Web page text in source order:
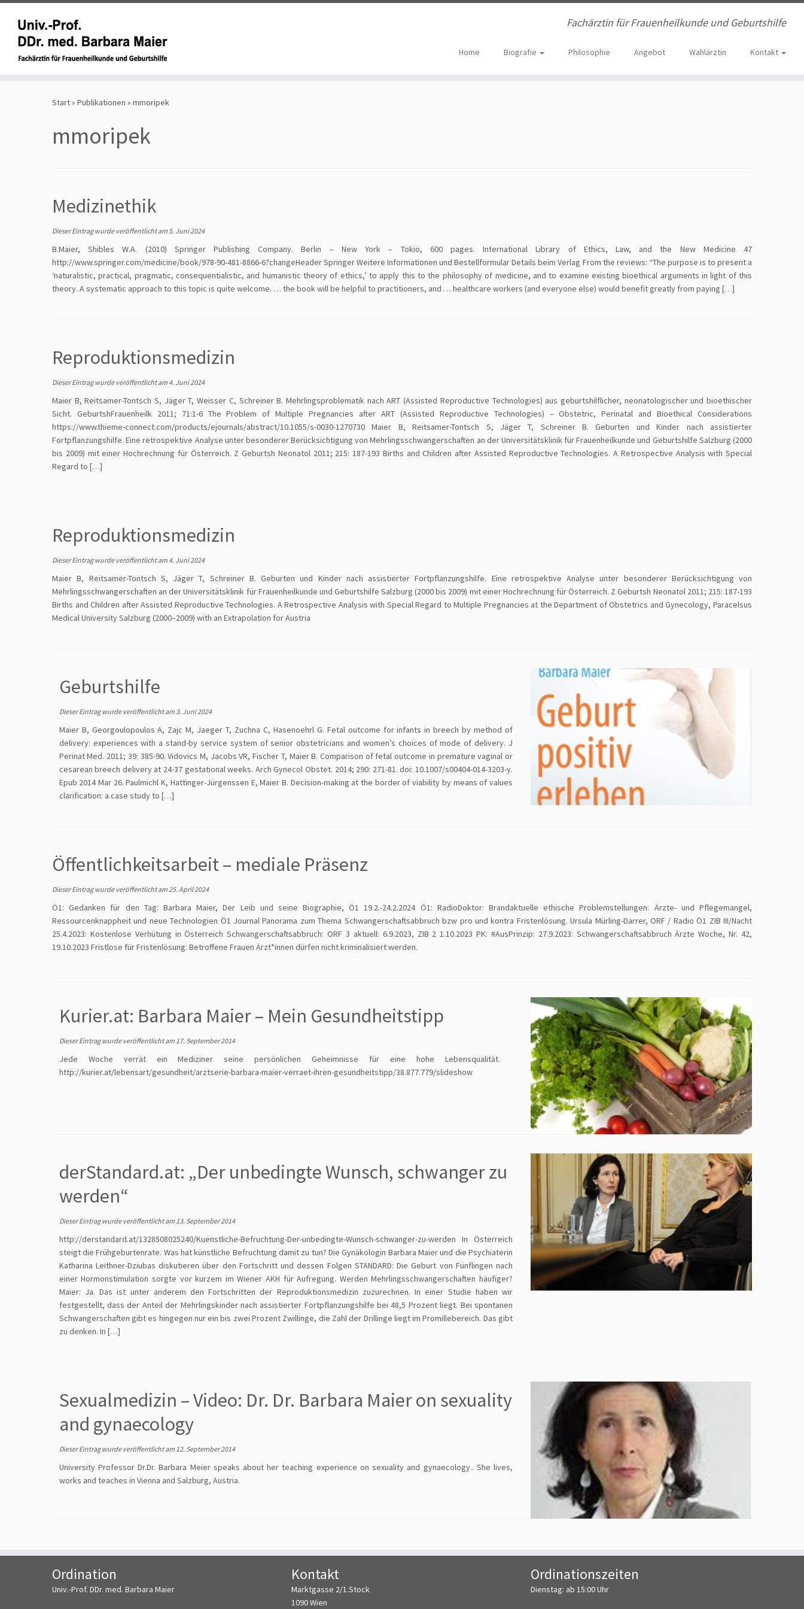
Fachärztin für Frauenheilkunde und Geburtshilfe
Home Biografie Philosophie Angebot Wahlärztin Kontakt
Start» Publikationen » mmoripek
mmoripek
Medizinethik
Dieser Eintrag wurde veröffentlicht am 5. Juni 2024
B.Maier, Shibles W.A. (2010) Springer Publishing Company. Berlin – New York – Tokio, 600 pages. International Library of Ethics, Law, and the New Medicine 47
http://www.springer.com/medicine/book/978-90-481-8866-6?changeHeader Springer Weitere Informationen und Bestellformular Details beim Verlag From the reviews: “The purpose is to present a
‘naturalistic, practical, pragmatic, consequentialistic, and humanistic theory of ethics,’ to apply this to the philosophy of medicine, and to examine existing bioethical arguments in light of this
theory. A systematic approach to this topic is quite welcome. … the book will be helpful to practitioners, and … healthcare workers (and everyone else) would benefit greatly from paying […]
Reproduktionsmedizin
Dieser Eintrag wurde veröffentlicht am 4. Juni 2024
Maier B, Reitsamer-Tontsch S, Jäger T, Weisser C, Schreiner B. Mehrlingsproblematik nach ART (Assisted Reproductive Technologies) aus geburtshilflicher, neonatologischer und bioethischer
Sicht. GeburtshFrauenheilk 2011; 71:1-6 The Problem of Multiple Pregnancies after ART (Assisted Reproductive Technologies) – Obstetric, Perinatal and Bioethical Considerations
https://www.thieme-connect.com/products/ejournals/abstract/10.1055/s-0030-1270730 Maier B, Reitsamer-Tontsch S, Jäger T, Schreiner B. Geburten und Kinder nach assistierter
Fortpflanzungshilfe. Eine retrospektive Analyse unter besonderer Berücksichtigung von Mehrlingsschwangerschaften an der Universitätsklinik für Frauenheilkunde und Geburtshilfe Salzburg (2000
bis 2009) mit einer Hochrechnung für Österreich. Z Geburtsh Neonatol 2011; 215: 187-193 Births and Children after Assisted Reproductive Technologies. A Retrospective Analysis with Special
Regard to […]
Reproduktionsmedizin
Dieser Eintrag wurde veröffentlicht am 4. Juni 2024
Maier B, Reitsamer-Tontsch S, Jäger T, Schreiner B. Geburten und Kinder nach assistierter Fortpflanzungshilfe. Eine retrospektive Analyse unter besonderer Berücksichtigung von
Mehrlingsschwangerschaften an der Universitätsklinik für Frauenheilkunde und Geburtshilfe Salzburg (2000 bis 2009) mit einer Hochrechnung für Österreich. Z Geburtsh Neonatol 2011; 215: 187-193
Births and Children after Assisted Reproductive Technologies. A Retrospective Analysis with Special Regard to Multiple Pregnancies at the Department of Obstetrics and Gynecology, Paracelsus
Medical University Salzburg (2000–2009) with an Extrapolation for Austria
Geburtshilfe
Dieser Eintrag wurde veröffentlicht am 3. Juni 2024
Maier B, Georgoulopoulos A, Zajc M, Jaeger T, Zuchna C, Hasenoehrl G. Fetal outcome for infants in breech by method of
delivery: experiences with a stand-by service system of senior obstetricians and women’s choices of mode of delivery. J
Perinat Med. 2011; 39: 385-90. Vidovics M, Jacobs VR, Fischer T, Maier B. Comparison of fetal outcome in premature vaginal or
cesarean breech delivery at 24-37 gestational weeks. Arch Gynecol Obstet. 2014; 290: 271-81. doi: 10.1007/s00404-014-3203-y.
Epub 2014 Mar 26. Paulmichl K, Hattinger-Jürgenssen E, Maier B. Decision-making at the border of viability by means of values
clarification: a case study to […]
Öffentlichkeitsarbeit – mediale Präsenz
Dieser Eintrag wurde veröffentlicht am25. April 2024
Ö1: Gedanken für den Tag: Barbara Maier, Der Leib und seine Biographie, Ö1 19.2.-24.2.2024 Ö1: RadioDoktor: Brandaktuelle ethische Problemstellungen: Ärzte- und Pflegemangel,
Ressourcenknappheit und neue Technologien Ö1 Journal Panorama zum Thema Schwangerschaftsabbruch bzw pro und kontra Fristenlösung. Ursula Mürling-Darrer, ORF / Radio Ö1 ZIB III/Nacht
25.4.2023: Kostenlose Verhütung in Österreich Schwangerschaftsabbruch: ORF 3 aktuell: 6.9.2023, ZIB 2 1.10.2023 PK: #AusPrinzip: 27.9.2023: Schwangerschaftsabbruch Ärzte Woche, Nr. 42,
19.10.2023 Fristlose für Fristenlösung: Betroffene Frauen Ärzt*innen dürfen nicht kriminalisiert werden.
Kurier.at: Barbara Maier – Mein Gesundheitstipp
Dieser Eintrag wurde veröffentlicht am 17. September 2014
Jede Woche verrät ein Mediziner seine persönlichen Geheimnisse für eine hohe Lebensqualität.
http://kurier.at/lebensart/gesundheit/arztserie-barbara-maier-verraet-ihren-gesundheitstipp/38.877.779/slideshow
derStandard.at: „Der unbedingte Wunsch, schwanger zu
werden“
Dieser Eintrag wurde veröffentlicht am 13. September 2014
http://derstandard.at/1328508025240/Kuenstliche-Befruchtung-Der-unbedingte-Wunsch-schwanger-zu-werden In Österreich
steigt die Frühgeburtenrate. Was hat künstliche Befruchtung damit zu tun? Die Gynäkologin Barbara Maier und die Psychiaterin
Katharina Leithner-Dziubas diskutieren über den Fortschritt und dessen Folgen STANDARD: Die Geburt von Fünflingen nach
einer Hormonstimulation sorgte vor kurzem im Wiener AKH für Aufregung. Werden Mehrlingsschwangerschaften häufiger?
Maier: Ja. Das ist unter anderem den Fortschritten der Reproduktionsmedizin zuzurechnen. In einer Studie haben wir
festgestellt, dass der Anteil der Mehrlingskinder nach assistierter Fortpflanzungshilfe bei 48,5 Prozent liegt. Bei spontanen
Schwangerschaften gibt es hingegen nur ein bis zwei Prozent Zwillinge, die Zahl der Drillinge liegt im Promillebereich. Das gibt
zu denken. In […]
Sexualmedizin – Video: Dr. Dr. Barbara Maier on sexuality
and gynaecology
Dieser Eintrag wurde veröffentlicht am 12. September 2014
University Professor Dr.Dr. Barbara Meier speaks about her teaching experience on sexuality and gynaecology.. She lives,
works and teaches in Vienna and Salzburg, Austria.
Ordination
Univ.-Prof. DDr. med. Barbara Maier
Kontakt
Marktgasse 2/1.Stock
1090 Wien
Ordinationszeiten
Dienstag: ab 15:00 Uhr